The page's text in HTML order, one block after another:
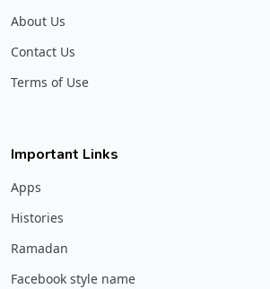
About Us
Contact Us
Terms of Use
Important Links
Apps
Histories
Ramadan
Facebook style name